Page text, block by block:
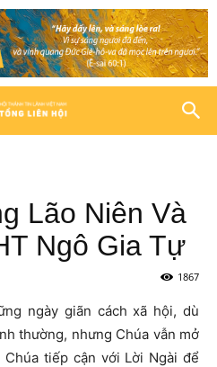
Lão Niên Và
Ngô Gia Tự
1867
ngày giãn cách xã hội, dù
thường, nhưng Chúa vẫn mở
tiếp cận với Lời Ngài để